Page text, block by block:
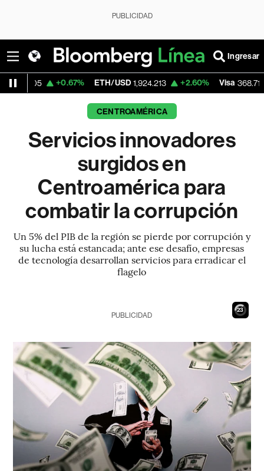
PUBLICIDAD
Ingresar
ETH/USD 1,924.213 +2.60% Visa 368.71 -0.24%
CENTROAMÉRICA
Servicios innovadores
surgidos en
Centroamérica para
combatir la corrupción
Un 5% del PIB de la región se pierde por corrupción y
su lucha está estancada; ante ese desafío, empresas
de tecnología desarrollan servicios para erradicar el
flagelo
22
PUBLICIDAD